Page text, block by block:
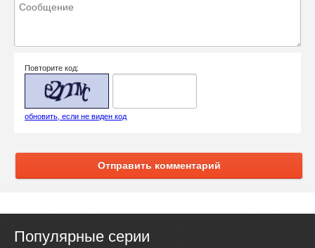
Повторите код:
обновить, если не виден код
Отправить комментарий
Популярные серии